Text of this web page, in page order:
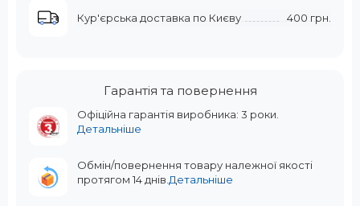
Кур'єрська доставка по Києву 400 грн.
Гарантія та повернення
Офіційна гарантія виробника: 3 роки.
Детальніше
Обмін/повернення товару належної якості
протягом 14 днів. Детальніше